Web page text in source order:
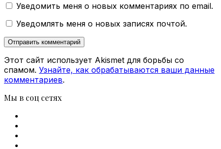
Уведомить меня о новых комментариях по email.
Уведомлять меня о новых записях почтой.
Этот сайт использует Akismet для борьбы со
спамом. Узнайте, как обрабатываются ваши данные
комментариев.
Мы в соц сетях